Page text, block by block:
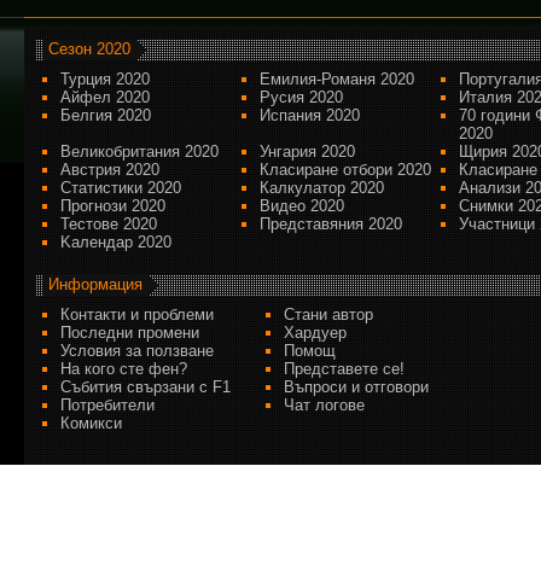
Сезон 2020
Турция 2020
Емилия-Романя 2020
Айфел 2020
Русия 2020
Италия
Белгия 2020
Испания 2020
70 години
2020
Великобритания 2020
Унгария 2020
Щирия
Австрия 2020
Класиране отбори 2020
Статистики 2020
Калкулатор 2020
Анализи
Прогнози 2020
Видео 2020
Снимки
Тестове 2020
Представяния 2020
Участници
Kалендар 2020
Информация
Контакти и проблеми
Стани автор
Последни промени
Хардуер
Условия за ползване
Помощ
На кого сте фен?
Представете се!
Събития свързани с F1
Въпроси и отговори
Потребители
Чат логове
Комикси